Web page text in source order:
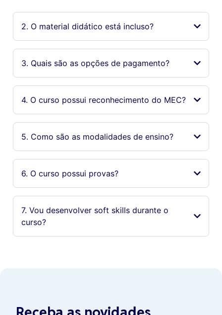
2. O material didático está incluso?
3. Quais são as opções de pagamento?
4. O curso possui reconhecimento do MEC?
5. Como são as modalidades de ensino?
6. O curso possui provas?
7. Vou desenvolver soft skills durante o
curso?